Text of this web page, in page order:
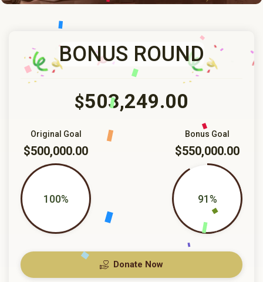
BONUS ROUND
$503,249.00
Bonus Goal
$550,000.00
91%
Original Goal
$500,000.00
100%
Donate Now